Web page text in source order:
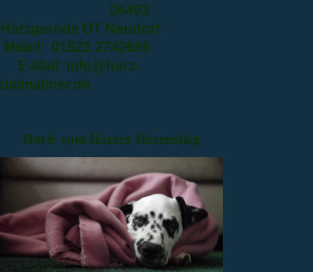
06493
Harzgerode OT Neudorf
Mobil: 01522 2742686
E-Mail: info@harz-
dalmatiner.de
Dorle vom Harzer Hexenstieg